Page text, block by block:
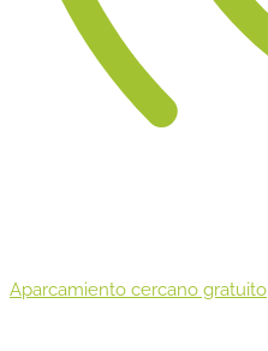
Aparcamiento cercano gratuito